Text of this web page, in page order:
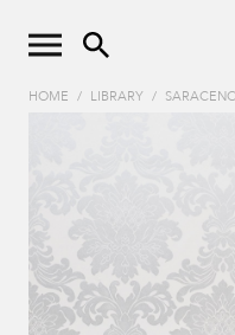
HOME / LIBRARY /